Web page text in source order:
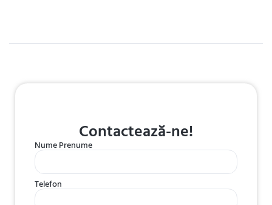
Contactează-ne!
Nume Prenume
Telefon